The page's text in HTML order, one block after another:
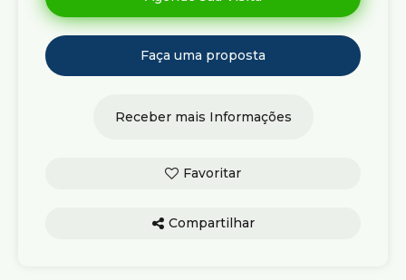
Compartilhar